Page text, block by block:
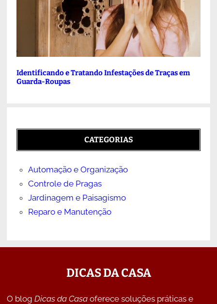
Identificando e Tratando Infestações de Traças em
Guarda-Roupas
CATEGORIAS
Automação e Organização
Controle de Pragas
Jardinagem e Paisagismo
Reparo e Manutenção
DICAS DA CASA
O blog Dicas da Casaoferece soluções práticas e